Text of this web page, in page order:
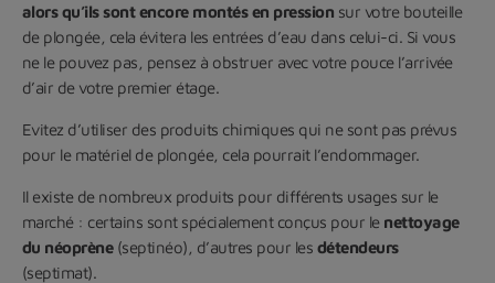
alors qu’ils sont encore montés en pression sur votre bouteille
de plongée, cela évitera les entrées d’eau dans celui-ci. Si vous
ne le pouvez pas, pensez à obstruer avec votre pouce l’arrivée
d’air de votre premier étage.
Evitez d’utiliser des produits chimiques qui ne sont pas prévus
pour le matériel de plongée, cela pourrait l’endommager.
Il existe de nombreux produits pour différents usages sur le
marché : certains sont spécialement conçus pour le nettoyage
du néoprène(septinéo), d’autres pour les détendeurs
(septimat).